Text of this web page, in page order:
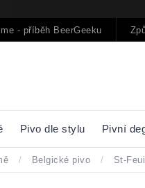
- příběh BeerGeeku
Pivo dle stylu Pivní
/ Belgické pivo / St-